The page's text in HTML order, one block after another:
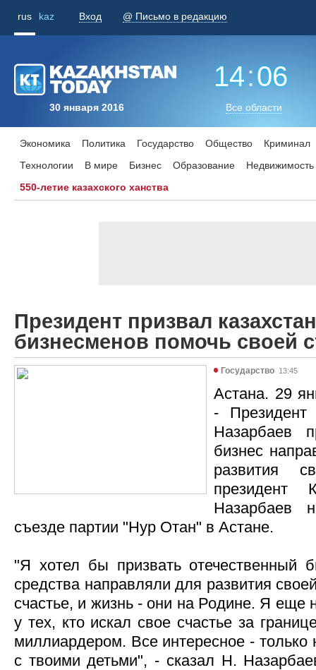
rus kaz Вход @ Письмо в редакцию
30 января 2016
14:06
Все области
Экономика Политика Государство Общество
Криминал
Технологии
В мире Бизнес Образование
Недвижимость
550-летие казахского ханства
Президент призвал
бизнесменов помочь своей
Государство 13:45
Астана. 29
- Президент
Назарбаев
бизнес
развития
президент
Назарбаев
съезде партии "Нур Отан" в Астане.
"Я хотел бы призвать отечественный
средства направляли для развития
счастье, и жизнь - они на Родине. Я еще
у тех, кто искал свое счастье за
миллиардером. Все интересное -
с твоими детьми", - сказал Н.